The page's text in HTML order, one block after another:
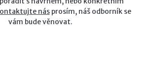
násprosím, náš odborník se
vám bude věnovat.